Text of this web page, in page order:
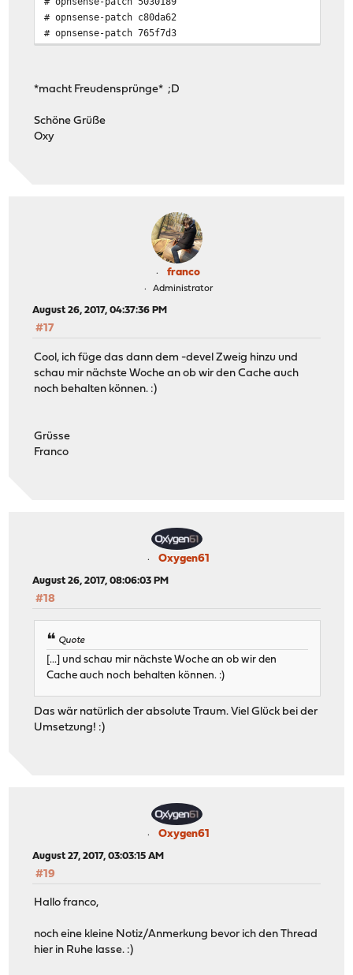
# opnsense-patch c80da62
# opnsense-patch 765f7d3
*macht Freudensprünge* ;D
Schöne Grüße
Oxy
franco
Administrator
August 26, 2017, 04:37:36 PM
#17
Cool, ich füge das dann dem -devel Zweig hinzu und
schau mir nächste Woche an ob wir den Cache auch
noch behalten können. :)
Grüsse
Franco
Oxygen61
August 26, 2017, 08:06:03 PM
#18
Quote
[...] und schau mir nächste Woche an ob wir den
Cache auch noch behalten können. :)
Das wär natürlich der absolute Traum. Viel Glück bei der
Umsetzung! :)
Oxygen61
August 27, 2017, 03:03:15 AM
#19
Hallo franco,
noch eine kleine Notiz/Anmerkung bevor ich den Thread
hier in Ruhe lasse. :)